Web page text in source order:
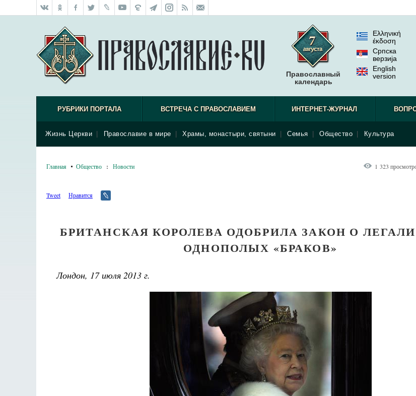
Православный
календарь
Ελληνική
έκδοση
Српска
верзиjа
English
version
РУБРИКИ ПОРТАЛА ВСТРЕЧА С ПРАВОСЛАВИЕМ ИНТЕРНЕТ-ЖУРНАЛ
Жизнь Церкви Православие в мире Храмы, монастыри, святыни Семья Общество Культура
Главная Общество : Новости 1 323
Tweet Нравится
БРИТАНСКАЯ КОРОЛЕВА ОДОБРИЛА ЗАКОН О
ОДНОПОЛЫХ «БРАКОВ»
Лондон, 17 июля 2013 г.